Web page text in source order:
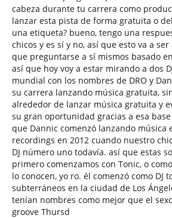
cabeza durante tu carrera como
lanzar esta pista de forma gratuita o
una etiqueta? bueno, tengo una
chicos y es sí y no, así que esto va a
que preguntarse a sí mismos basado
así que hoy voy a estar mirando a dos
mundial con los nombres de DRO y
su carrera lanzando música gratuita,
alrededor de lanzar música gratuita y
su gran oportunidad gracias a esa
que Dannic comenzó lanzando música
recordings en 2012 cuando nuestro
DJ número uno todavía. así que estas
primero comenzamos con Tonic, o
lo conocen, yo ro. él comenzó como DJ
subterráneos en la ciudad de Los
tenían nombres como mejor que el
groove Thursd